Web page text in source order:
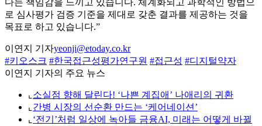
다는 책임감을 느끼고 있습니다. 체계화되고 과학적인 방법으
로 심사평가 검증 기준을 제대로 갖춘 결과를 제공하는 것을
목표로 하고 있습니다.”
이연지 기자yeonji@etoday.co.kr
#키오스크 #한국접근성평가연구원 #접근성 #디지털약자
이연지 기자의 주요 뉴스
⌞ 소실점 향해 달린다! ‘나쁜 계집애’ 나애리의 귀환
⌞ 간병 시장의 선순환 만드는 ‘케어네이션’
⌞ ‘전기’처럼 일상에 녹아들 금융AI, 미래는 어떻게 바뀔